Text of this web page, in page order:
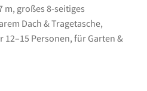
m, großes 8-seitiges
Dach & Tragetasche,
Personen, für Garten &